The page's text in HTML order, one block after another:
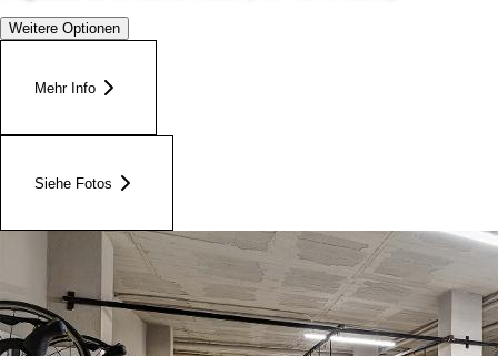
Weitere Optionen
Mehr Info
Siehe Fotos